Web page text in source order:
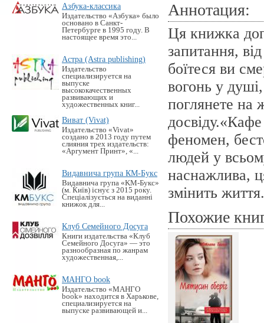
Азбука-классика
Издательство «Азбука» было
основано в Санкт-
Петербурге в 1995 году. В
настоящее время это...
Астра (Astra publishing)
Издательство
специализируется на
выпуске
высококачественных
развивающих и
художественных книг...
Виват (Vivat)
Издательство «Vivat»
создано в 2013 году путем
слияния трех издательств:
«Аргумент Принт», «...
Видавнича група КМ-Букс
Видавнича група «KM-Букс»
(м. Київ) існує з 2015 року.
Спеціалізується на виданні
книжок для...
Клуб Семейного Досуга
Книги издательства «Клуб
Семейного Досуга» — это
разнообразная по жанрам
художественная,...
МАНГО book
Издательство «MАНГО
book» находится в Харькове,
специализируется на
выпуске развивающей и...
Аннотация:
Ця книжка
запитання,
боїтеся ви
вогонь у
поглянете на
феномен,
людей у
наснажлива,
змінить
Похожие